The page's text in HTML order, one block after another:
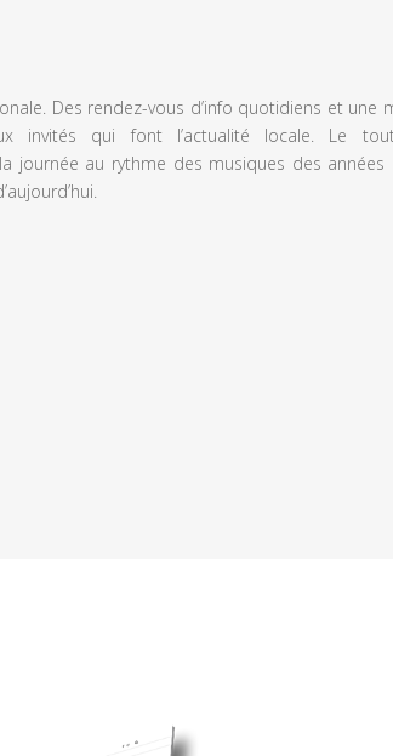
Des rendez-vous d’info quotidiens et une
invités qui font l’actualité locale. Le
journée au rythme des musiques des années